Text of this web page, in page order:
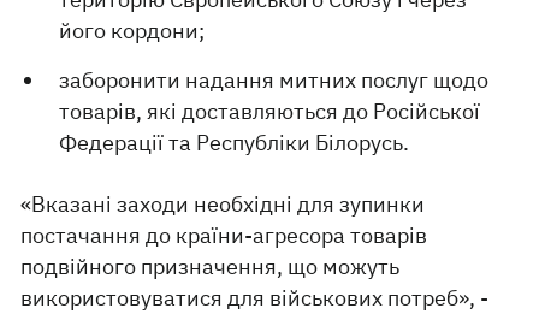
його кордони;
заборонити надання митних послуг щодо
товарів, які доставляються до Російської
Федерації та Республіки Білорусь.
«Вказані заходи необхідні для зупинки
постачання до країни-агресора товарів
подвійного призначення, що можуть
використовуватися для військових потреб», -